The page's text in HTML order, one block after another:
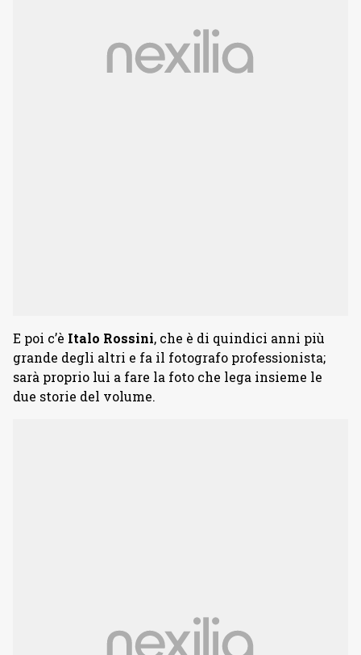
E poi c’è Italo Rossini, che è di quindici anni più
grande degli altri e fa il fotografo professionista;
sarà proprio lui a fare la foto che lega insieme le
due storie del volume.